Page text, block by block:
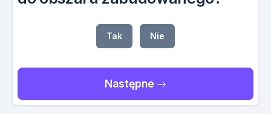
Tak Nie
Następne